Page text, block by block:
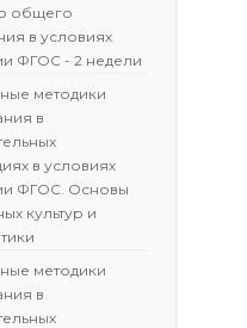
общего
в условиях
ФГОС - 2 недели
методики
в
в условиях
ФГОС. Основы
культур и
методики
в